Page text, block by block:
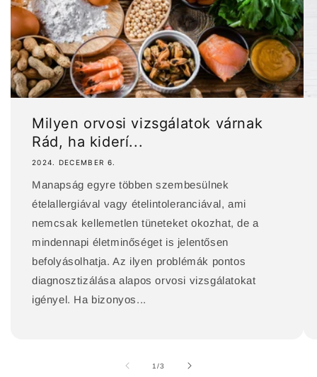
Milyen orvosi vizsgálatok várnak
Rád, ha kiderí...
2024. DECEMBER 6.
Manapság egyre többen szembesülnek
ételallergiával vagy ételintoleranciával, ami
nemcsak kellemetlen tüneteket okozhat, de a
mindennapi életminőséget is jelentősen
befolyásolhatja. Az ilyen problémák pontos
diagnosztizálása alapos orvosi vizsgálatokat
igényel. Ha bizonyos...
1//3